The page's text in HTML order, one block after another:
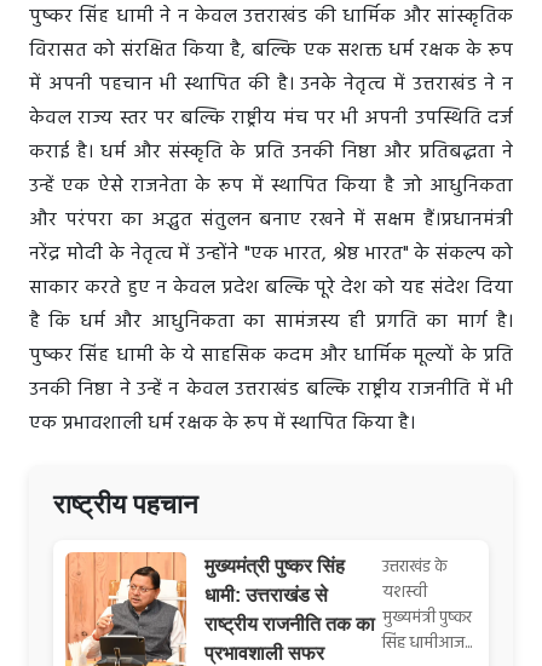
पुष्कर सिंह धामी ने न केवल उत्तराखंड की धार्मिक और सांस्कृतिक
विरासत को संरक्षित किया है, बल्कि एक सशक्त धर्म रक्षक के रूप
में अपनी पहचान भी स्थापित की है। उनके नेतृत्व में उत्तराखंड ने न
केवल राज्य स्तर पर बल्कि राष्ट्रीय मंच पर भी अपनी उपस्थिति दर्ज
कराई है। धर्म और संस्कृति के प्रति उनकी निष्ठा और प्रतिबद्धता ने
उन्हें एक ऐसे राजनेता के रूप में स्थापित किया है जो आधुनिकता
और परंपरा का अद्भुत संतुलन बनाए रखने में सक्षम हैं।प्रधानमंत्री
नरेंद्र मोदी के नेतृत्व में उन्होंने "एक भारत, श्रेष्ठ भारत" के संकल्प को
साकार करते हुए न केवल प्रदेश बल्कि पूरे देश को यह संदेश दिया
है कि धर्म और आधुनिकता का सामंजस्य ही प्रगति का मार्ग है।
पुष्कर सिंह धामी के ये साहसिक कदम और धार्मिक मूल्यों के प्रति
उनकी निष्ठा ने उन्हें न केवल उत्तराखंड बल्कि राष्ट्रीय राजनीति में भी
एक प्रभावशाली धर्म रक्षक के रूप में स्थापित किया है।
राष्ट्रीय पहचान
मुख्यमंत्री पुष्कर सिंह
धामी: उत्तराखंड से
राष्ट्रीय राजनीति तक का
प्रभावशाली सफर
उत्तराखंड के
यशस्वी
मुख्यमंत्री पुष्कर
सिंह धामीआज...